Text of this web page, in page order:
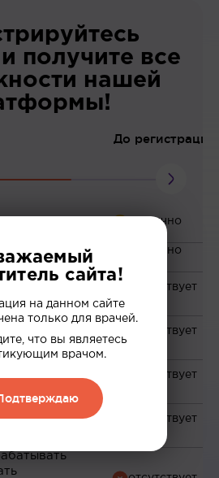
получите все
нашей
До регистрации
на
в
по
сайта!
на данном сайте
только для врачей.
что вы являетесь
врачом.